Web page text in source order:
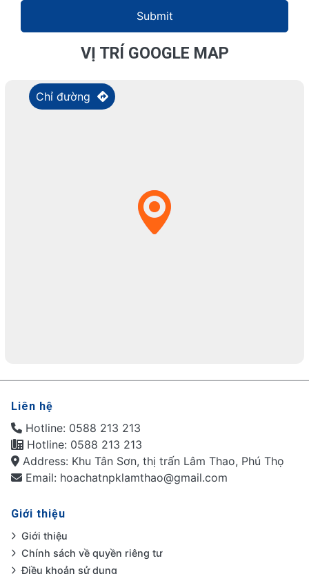
Submit
VỊ TRÍ GOOGLE MAP
Chỉ đường
Liên hệ
Hotline: 0588 213 213
Hotline: 0588 213 213
Address: Khu Tân Sơn, thị trấn Lâm Thao, Phú Thọ
Email: hoachatnpklamthao@gmail.com
Giới thiệu
Giới thiệu
Chính sách về quyền riêng tư
Điều khoản sử dụng